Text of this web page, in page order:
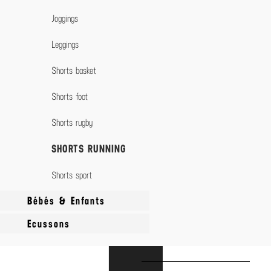
Chemises
Haute visibilité
T-shirts Workwear
Joggings
Leggings
Shorts basket
Shorts foot
Shorts rugby
SHORTS RUNNING
Shorts sport
Bébés & Enfants
Accessoires
Ecussons
Ecussons Grands Formats